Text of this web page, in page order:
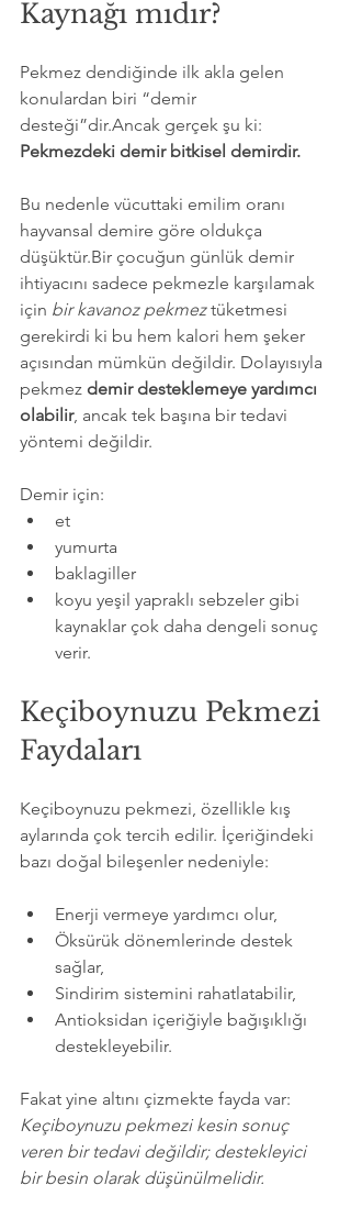
Kaynağı mıdır?
Pekmez dendiğinde ilk akla gelen
konulardan biri “demir
desteği”dir.Ancak gerçek şu ki:
Pekmezdeki demir bitkisel demirdir.
Bu nedenle vücuttaki emilim oranı
hayvansal demire göre oldukça
düşüktür.Bir çocuğun günlük demir
ihtiyacını sadece pekmezle karşılamak
için bir kavanoz pekmez tüketmesi
gerekirdi ki bu hem kalori hem şeker
açısından mümkün değildir. Dolayısıyla
pekmez demir desteklemeye yardımcı
olabilir, ancak tek başına bir tedavi
yöntemi değildir.
Demir için:
et
yumurta
baklagiller
koyu yeşil yapraklı sebzeler gibi
kaynaklar çok daha dengeli sonuç
verir.
Keçiboynuzu Pekmezi
Faydaları
Keçiboynuzu pekmezi, özellikle kış
aylarında çok tercih edilir. İçeriğindeki
bazı doğal bileşenler nedeniyle:
Enerji vermeye yardımcı olur,
Öksürük dönemlerinde destek
sağlar,
Sindirim sistemini rahatlatabilir,
Antioksidan içeriğiyle bağışıklığı
destekleyebilir.
Fakat yine altını çizmekte fayda var:
Keçiboynuzu pekmezi kesin sonuç
veren bir tedavi değildir; destekleyici
bir besin olarak düşünülmelidir.